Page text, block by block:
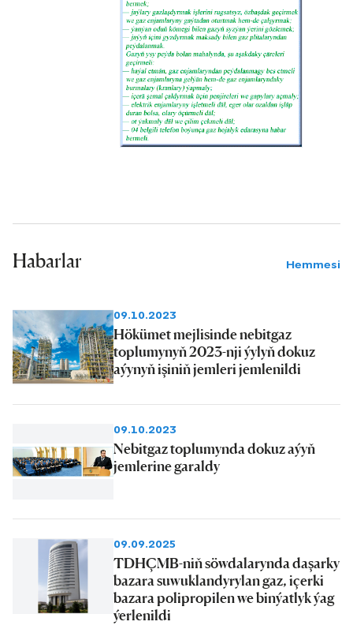
Habarlar Hemmesi
09.10.2023
Hökümet mejlisinde nebitgaz
toplumynyň 2023-nji ýylyň dokuz
aýynyň işiniň jemleri jemlenildi
09.10.2023
Nebitgaz toplumynda dokuz aýyň
jemlerine garaldy
09.09.2025
TDHÇMB-niň söwdalarynda daşarky
bazara suwuklandyrylan gaz, içerki
bazara polipropilen we binýatlyk ýag
ýerlenildi